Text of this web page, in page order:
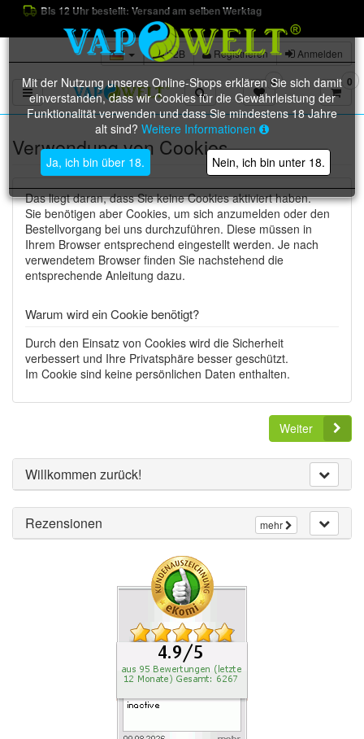
Bis 12 Uhr bestellt: Versand am selben Werktag
B2B Registrieren Anmelden
Toggle navigation
0 0
Mit der Nutzung unseres Online-Shops erklären Sie sich damit
einverstanden, dass wir Cookies für die Gewährleistung der
Funktionalität verwenden und dass Sie mindestens 18 Jahre
alt sind? Weitere Informationen
Ja, ich bin über 18. Nein, ich bin unter 18.
Verwendung von Cookies
Das liegt daran, dass Sie keine Cookies aktiviert haben.
Sie benötigen aber Cookies, um sich anzumelden oder den
Bestellvorgang bei uns durchzuführen. Diese müssen in
Ihrem Browser entsprechend eingestellt werden. Je nach
verwendetem Browser finden Sie nachstehend die
entsprechende Anleitung dazu.
Warum wird ein Cookie benötigt?
Durch den Einsatz von Cookies wird die Sicherheit
verbessert und Ihre Privatsphäre besser geschützt.
Im Cookie sind keine persönlichen Daten enthalten.
Weiter
Willkommen zurück!
mehr
Rezensionen